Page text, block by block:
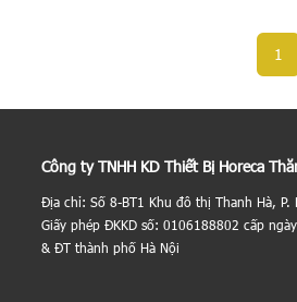
1
Công ty TNHH KD Thiết Bị Horeca
Địa chỉ: Số 8-BT1 Khu đô thị Thanh Hà, P.
Giấy phép ĐKKD số: 0106188802 cấp
& ĐT thành phố Hà Nội